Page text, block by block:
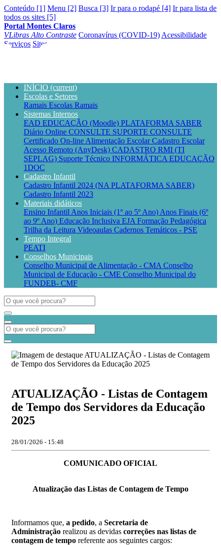
Conteúdo [1] Menu [2] Busca [3] Ir para o rodapé [4] Ir para lista de
todos os sites [5]
Portal Montes Claros
VLibras Alto Contraste Coronavírus (COVID-19) Acessibilidade
Serviços Sites
INÍCIO (current)
Escolas e Setores
Ramais Escolas Ramais
Sistemas Internos
EAD EDUCAÇÃO (Moodle) PLATAFORMA SABER
Diário Online CONSULTE SUPORTE CONSULTE
Certificado On-line Alimentação EscolarCadastro Escolar
Acesso Remoto (AnyDesk) CADASTRO RMI (TI
SEPLAG) Suporte Técnico INFORMÁTICA EDUCAÇÃO
1DOC
Cadastro Infantil
Cadastro Infantil 2024 (NA PLATAFORMA SABER)
Cadastro Infantil 2023
Materiais didáticos
Ensino Infantil Anos Iniciais (1º ao 5º Ano) Anos Finais (6º
ao 9º Ano) Educação Inclusiva EJA Formação Pedagógica
Trilha da Leitura Videoaulas Cadernos Temáticos - PSE
Tempo Integral
PEATI
Conselhos Municipais
Conselho Municipal de Alimentação - CMA Conselho
Municipal de Educação - CME Conselho Municipal do
FUNDEB- CMF
ATUALIZAÇÃO - Listas de Contagem
de Tempo dos Servidores da Educação
2025
28/01/2026 - 15:48
COMUNICADO OFICIAL
Atualização das Listas de Contagem de Tempo
Informamos que, a pedido, a Secretaria de
Administração realizou as devidas correções nas listas de
contagem de tempo referente aos seguintes cargos: